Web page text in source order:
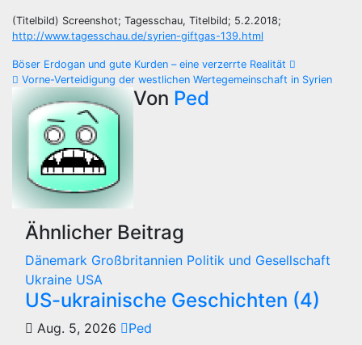
(Titelbild) Screenshot; Tagesschau, Titelbild; 5.2.2018;
http://www.tagesschau.de/syrien-giftgas-139.html
Beitragsnavigation
Böser Erdogan und gute Kurden – eine verzerrte Realität
Vorne-Verteidigung der westlichen Wertegemeinschaft in Syrien
Von Ped
Ähnlicher Beitrag
Dänemark Großbritannien Politik und Gesellschaft
Ukraine USA
US-ukrainische Geschichten (4)
Aug. 5, 2026
Ped